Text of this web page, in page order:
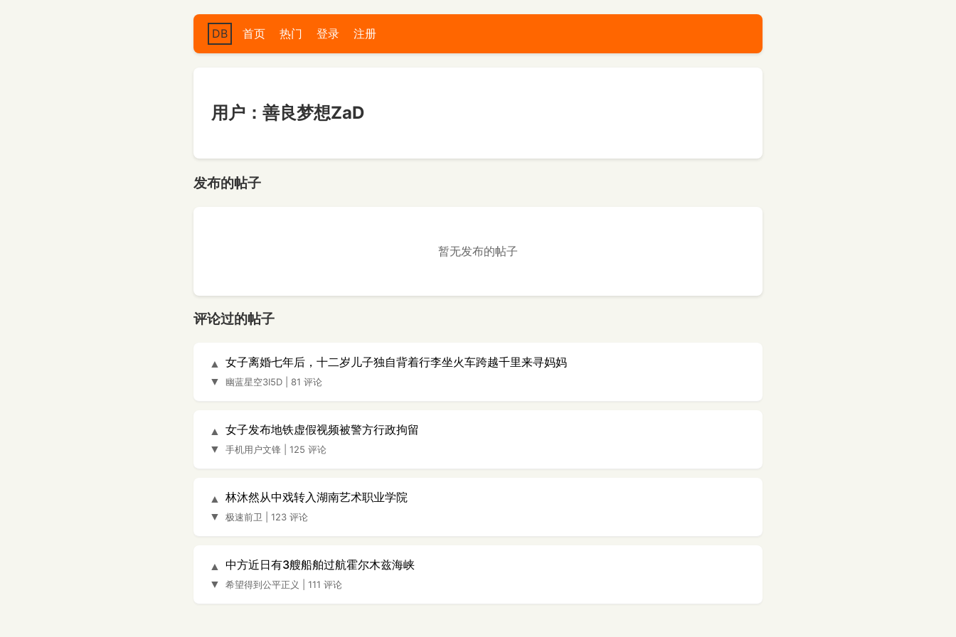
DB 首页 热门 登录 注册
用户：善良梦想ZaD
发布的帖子
暂无发布的帖子
评论过的帖子
▲
▼
女子离婚七年后，十二岁儿子独自背着行李坐火车跨越千里来寻妈妈
幽蓝星空3I5D 81 评论
▲
▼
女子发布地铁虚假视频被警方行政拘留
手机用户文锋 125 评论
▲
▼
林沐然从中戏转入湖南艺术职业学院
极速前卫 123 评论
▲
▼
中方近日有3艘船舶过航霍尔木兹海峡
希望得到公平正义 111 评论